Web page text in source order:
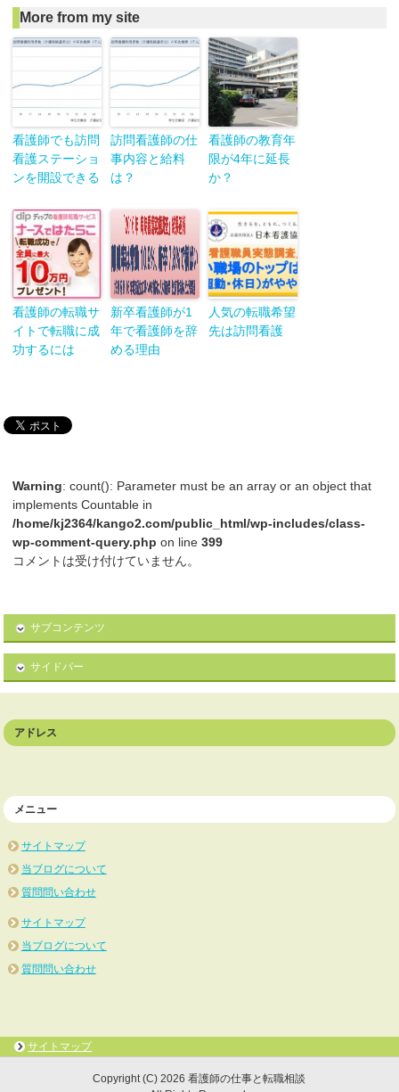
More from my site
看護師でも訪問
看護ステーショ
ンを開設できる
訪問看護師の仕
事内容と給料
は？
看護師の教育年
限が4年に延長
か？
看護師の転職サ
イトで転職に成
功するには
新卒看護師が1
年で看護師を辞
める理由
人気の転職希望
先は訪問看護
Warning: count(): Parameter must be an array or an object that
implements Countable in
/home/kj2364/kango2.com/public_html/wp-includes/class-
wp-comment-query.php on line399
コメントは受け付けていません。
サブコンテンツ
サイドバー
アドレス
メニュー
サイトマップ
当ブログについて
質問問い合わせ
サイトマップ
当ブログについて
質問問い合わせ
サイトマップ
Copyright (C) 2026 看護師の仕事と転職相談